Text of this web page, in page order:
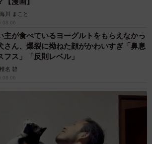
海川 まこと
主が食べているヨーグルトをもらえなかっ
さん、爆裂に拗ねた顔がかわいすぎ「鼻息
フス」「反則レベル」
椎名 碧